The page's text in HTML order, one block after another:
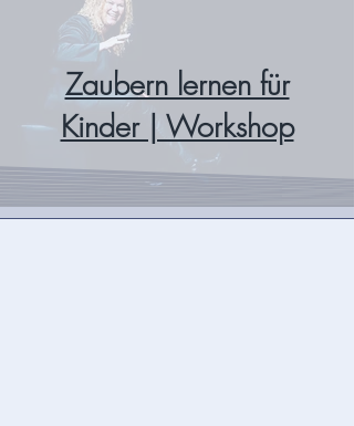
Zaubern lernen für
Kinder | Workshop